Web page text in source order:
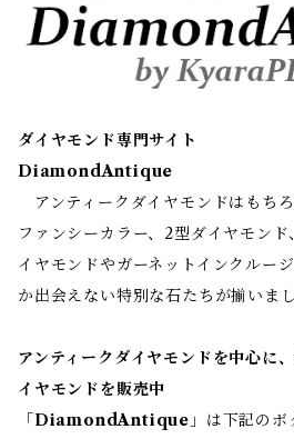
ダイヤモンド専門サイト
DiamondAntique
アンティークダイヤモンドはもち
ファンシーカラー、2型ダイヤモン
イヤモンドやガーネットインクルー
か出会えない特別な石たちが揃いまし
アンティークダイヤモンドを中心に
イヤモンドを販売中
「DiamondAntique 」は下記のボ